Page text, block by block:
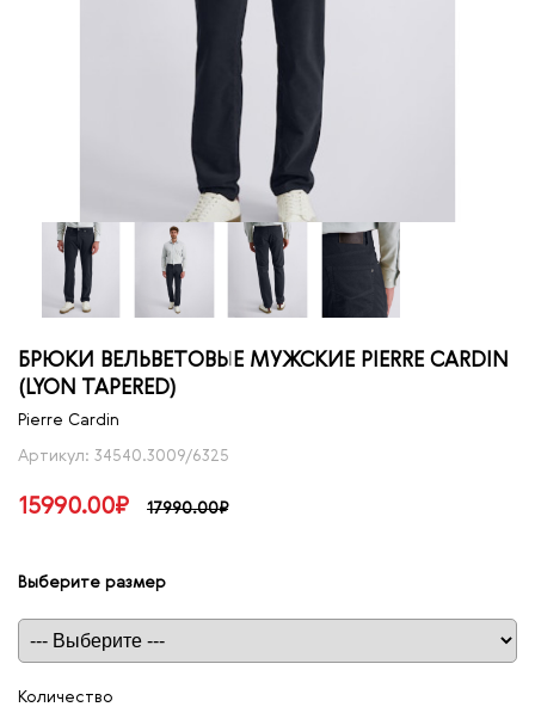
БРЮКИ ВЕЛЬВЕТОВЫЕ МУЖСКИЕ PIERRE CARDIN
(LYON TAPERED)
Pierre Cardin
Артикул: 34540.3009/6325
15990.00₽ 17990.00₽
Выберите размер
Таблица размеров
Количество